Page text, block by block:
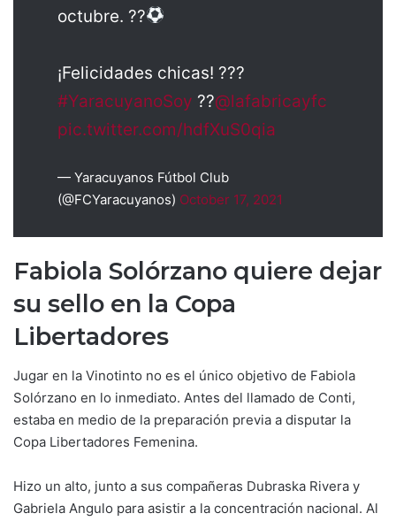
octubre. ??
¡Felicidades chicas! ???
#YaracuyanoSoy ??@lafabricayfc
pic.twitter.com/hdfXuS0qia
— Yaracuyanos Fútbol Club
(@FCYaracuyanos) October 17, 2021
Fabiola Solórzano quiere dejar
su sello en la Copa
Libertadores
Jugar en la Vinotinto no es el único objetivo de Fabiola
Solórzano en lo inmediato. Antes del llamado de Conti,
estaba en medio de la preparación previa a disputar la
Copa Libertadores Femenina.
Hizo un alto, junto a sus compañeras Dubraska Rivera y
Gabriela Angulo para asistir a la concentración nacional. Al